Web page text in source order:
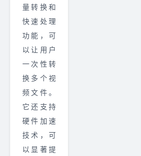
量转换和
快速处理
功能，可
以让用户
一次性转
换多个视
频文件。
它还支持
硬件加速
技术，可
以显著提